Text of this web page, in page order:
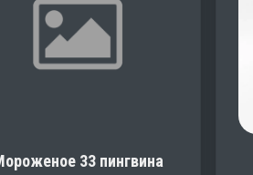
33 пингвина